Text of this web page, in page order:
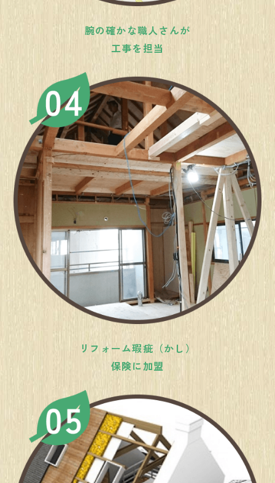
腕の確かな職人さんが
工事を担当
リフォーム瑕疵（かし）
保険に加盟